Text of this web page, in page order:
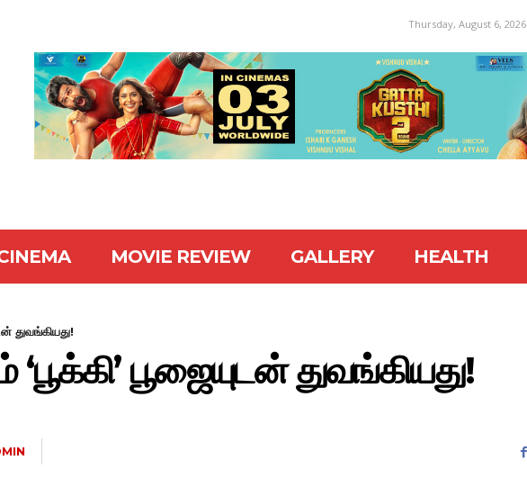
Thursday, August 6, 2026
MOVIE REVIEW GALLERY HEALTH
துவங்கியது!
பூஜையுடன் துவங்கியது!